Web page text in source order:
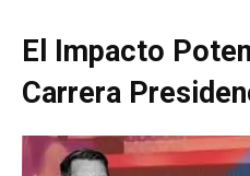
El Impacto
Carrera